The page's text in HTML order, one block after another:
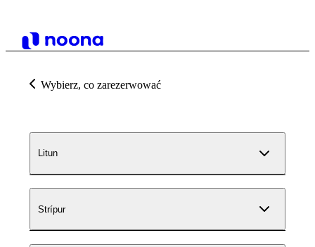
Wybierz, co zarezerwować
Litun
Strípur